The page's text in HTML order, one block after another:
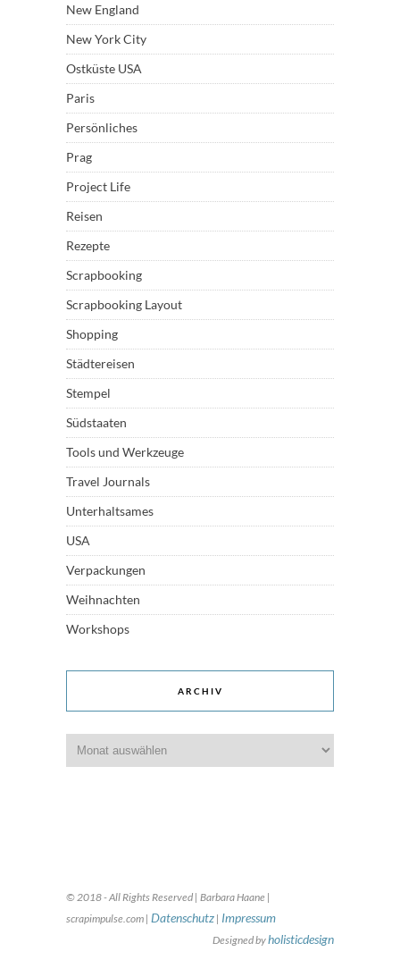
New England
New York City
Ostküste USA
Paris
Persönliches
Prag
Project Life
Reisen
Rezepte
Scrapbooking
Scrapbooking Layout
Shopping
Städtereisen
Stempel
Südstaaten
Tools und Werkzeuge
Travel Journals
Unterhaltsames
USA
Verpackungen
Weihnachten
Workshops
ARCHIV
© 2018 - All Rights Reserved | Barbara Haane |
scrapimpulse.com | Datenschutz | Impressum
Designed byholisticdesign